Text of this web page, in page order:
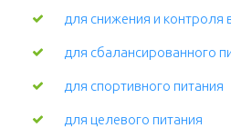
для снижения и контроля
для сбалансированного
для спортивного питания
для целевого питания